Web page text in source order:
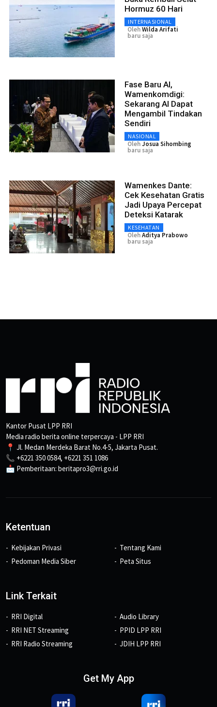
Hormuz 60 Hari
INTERNASIONAL
OlehWilda Arifati
baru saja
Fase Baru AI,
Wamenkomdigi:
Sekarang AI Dapat
Mengambil Tindakan
Sendiri
NASIONAL
OlehJosua Sihombing
baru saja
Wamenkes Dante:
Cek Kesehatan Gratis
Jadi Upaya Percepat
Deteksi Katarak
KESEHATAN
OlehAditya Prabowo
baru saja
Kantor Pusat LPP RRI
Media radio berita online terpercaya - LPP RRI
📍 Jl. Medan Merdeka Barat No.4-5, Jakarta Pusat.
📞 +6221 350 0584, +6221 351 1086
📩 Pemberitaan: beritapro3@rri.go.id
Ketentuan
Kebijakan Privasi
Pedoman Media Siber
Tentang Kami
Peta Situs
Link Terkait
RRI Digital
RRI NET Streaming
RRI Radio Streaming
Audio Library
PPID LPP RRI
JDIH LPP RRI
Get My App